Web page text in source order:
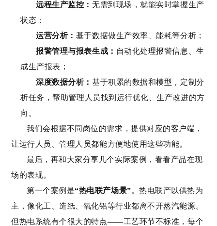
远程生产监控： 无需到现场，就能实时掌握生产
状态；
运营分析： 基于数据做生产效率、能耗等分析；
报警管理与报表生成： 自动化处理报警信息、生
成生产报表；
深度数据分析： 基于积累的数据和模型，定制分
析任务，帮助管理人员找到运行优化、生产改进的方
向。
我们会根据不同岗位的需求，提供对应的客户端，
让运行人员、管理人员都能方便地使用这些功能。
最后，再和大家分享几个实际案例，看看产品在现
场的表现。
第一个案例是“热电联产场景”。热电联产以供热为
主，像化工、造纸、氧化铝等行业都离不开蒸汽能源。
但热电系统有个很大的特点——工艺环节不标准，每个